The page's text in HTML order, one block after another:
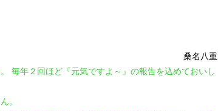
桑名八重
毎年２回ほど『元気ですよ～』の報告を込めておいし
。